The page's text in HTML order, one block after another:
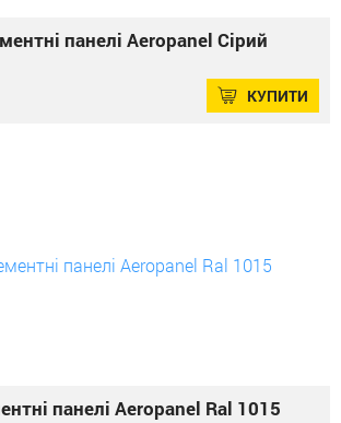
панелі Aeropanel Сірий
КУПИТИ
панелі Aeropanel Ral 1015